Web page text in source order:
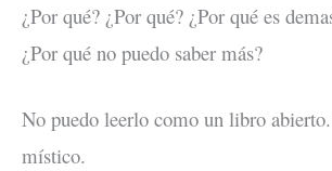
¿Por qué? ¿Por qué? ¿Por qué es
¿Por qué no puedo saber más?
No puedo leerlo como un libro
místico.